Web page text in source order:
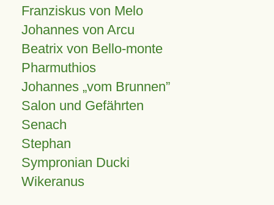
Franziskus von Melo
Johannes von Arcu
Beatrix von Bello-monte
Pharmuthios
Johannes vom Brunnen
Salon und Gefährten
Senach
Stephan
Sympronian Ducki
Wikeranus